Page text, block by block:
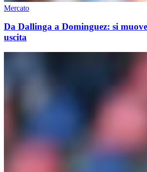
Mercato
Da Dallinga a Dominguez: si
uscita